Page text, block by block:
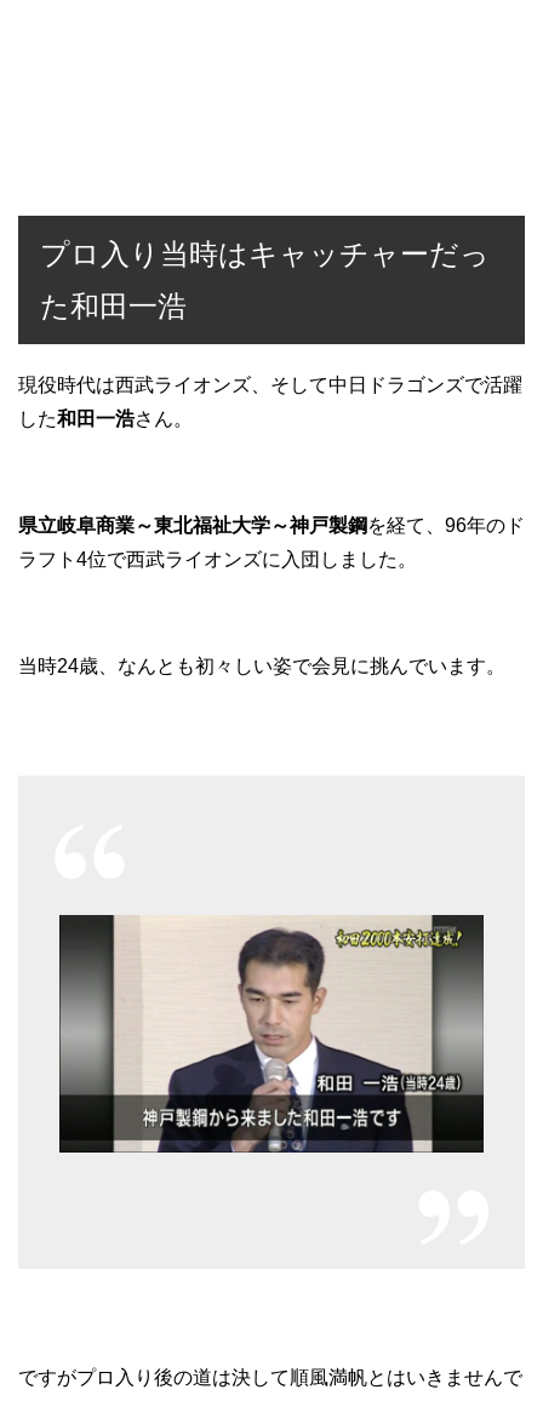
プロ入り当時はキャッチャーだっ
た和田一浩
現役時代は西武ライオンズ、そして中日ドラゴンズで活躍
した和田一浩さん。
県立岐阜商業～東北福祉大学～神戸製鋼 を経て、96年のド
ラフト4位で西武ライオンズに入団しました。
当時24歳、なんとも初々しい姿で会見に挑んでいます。
ですがプロ入り後の道は決して順風満帆とはいきませんで